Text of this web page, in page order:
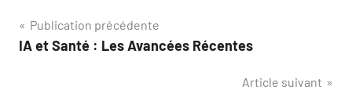
Navigation
de
Publication précédente
IA et Santé : Les Avancées Récentes
Article suivant